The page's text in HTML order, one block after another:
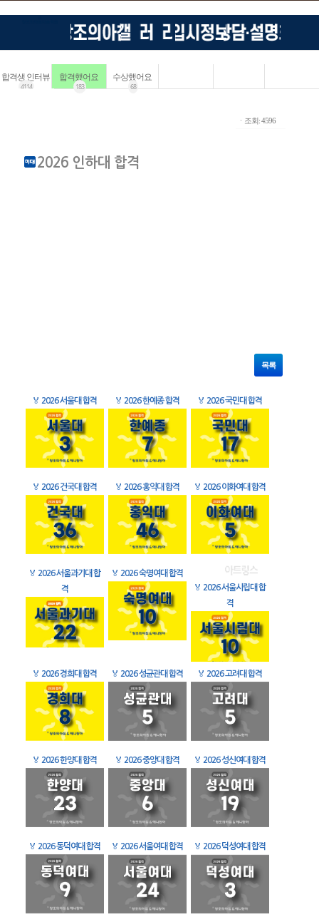
합격생 인터뷰
4114
합격했어요
183
수상했어요
68
ㆍ조회: 4596
2026 인하대 합격
목록
🏅 2026 서울대 합격 🏅 2026 한예종 합격 🏅 2026 국민대 합격
🏅 2026 건국대 합격 🏅 2026 홍익대 합격 🏅 2026 이화여대 합격
🏅 2026 서울과기대 합
격
🏅 2026 숙명여대 합격
🏅 2026 서울시립대 합
격
🏅 2026 경희대 합격 🏅 2026 성균관대 합격 🏅 2026 고려대 합격
🏅 2026 한양대 합격 🏅 2026 중앙대 합격 🏅 2026 성신여대 합격
🏅 2026 동덕여대 합격 🏅 2026 서울여대 합격 🏅 2026 덕성여대 합격